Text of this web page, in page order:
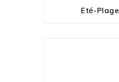
Eté-Plage